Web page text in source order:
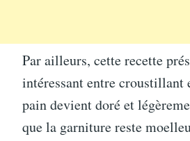
Par ailleurs, cette recette
intéressant entre croustillant
pain devient doré et
que la garniture reste